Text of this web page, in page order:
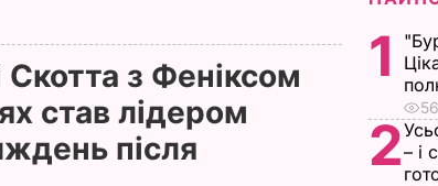
з Феніксом
став лідером
після
1
2– і